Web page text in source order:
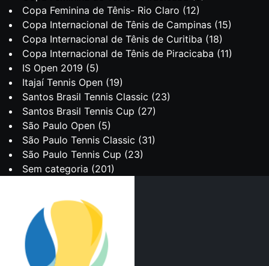
Copa Feminina de Tênis- Rio Claro (12)
Copa Internacional de Tênis de Campinas (15)
Copa Internacional de Tênis de Curitiba (18)
Copa Internacional de Tênis de Piracicaba (11)
IS Open 2019 (5)
Itajaí Tennis Open (19)
Santos Brasil Tennis Classic (23)
Santos Brasil Tennis Cup (27)
São Paulo Open (5)
São Paulo Tennis Classic (31)
São Paulo Tennis Cup (23)
Sem categoria (201)